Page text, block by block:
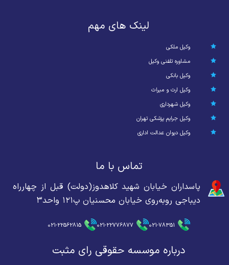
لینک های مهم
وکیل ملکی
مشاوره تلفنی وکیل
وکیل بانکی
وکیل ارث و میراث
وکیل شهرداری
وکیل جرایم پزشکی تهران
وکیل دیوان عدالت اداری
تماس با ما
پاسداران خیابان شهید کلاهدوز(دولت) قبل از چهارراه
دیباجی روبه‌روی خیابان محسنیان پ۱۲۱ واحد۳
021-78351
021-22776877
021-22562815
درباره موسسه حقوقی رای مثبت